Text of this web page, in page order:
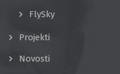
FlySky
Projekti
Novosti